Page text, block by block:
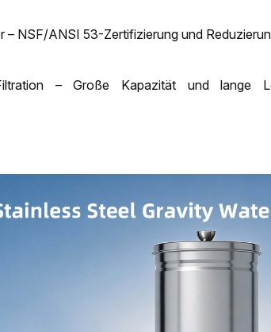
– NSF/ANSI 53-Zertifizierung und
– Große Kapazität und lange